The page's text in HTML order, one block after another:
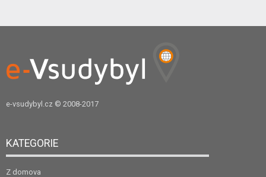
e-vsudybyl.cz © 2008-2017
KATEGORIE
Z domova